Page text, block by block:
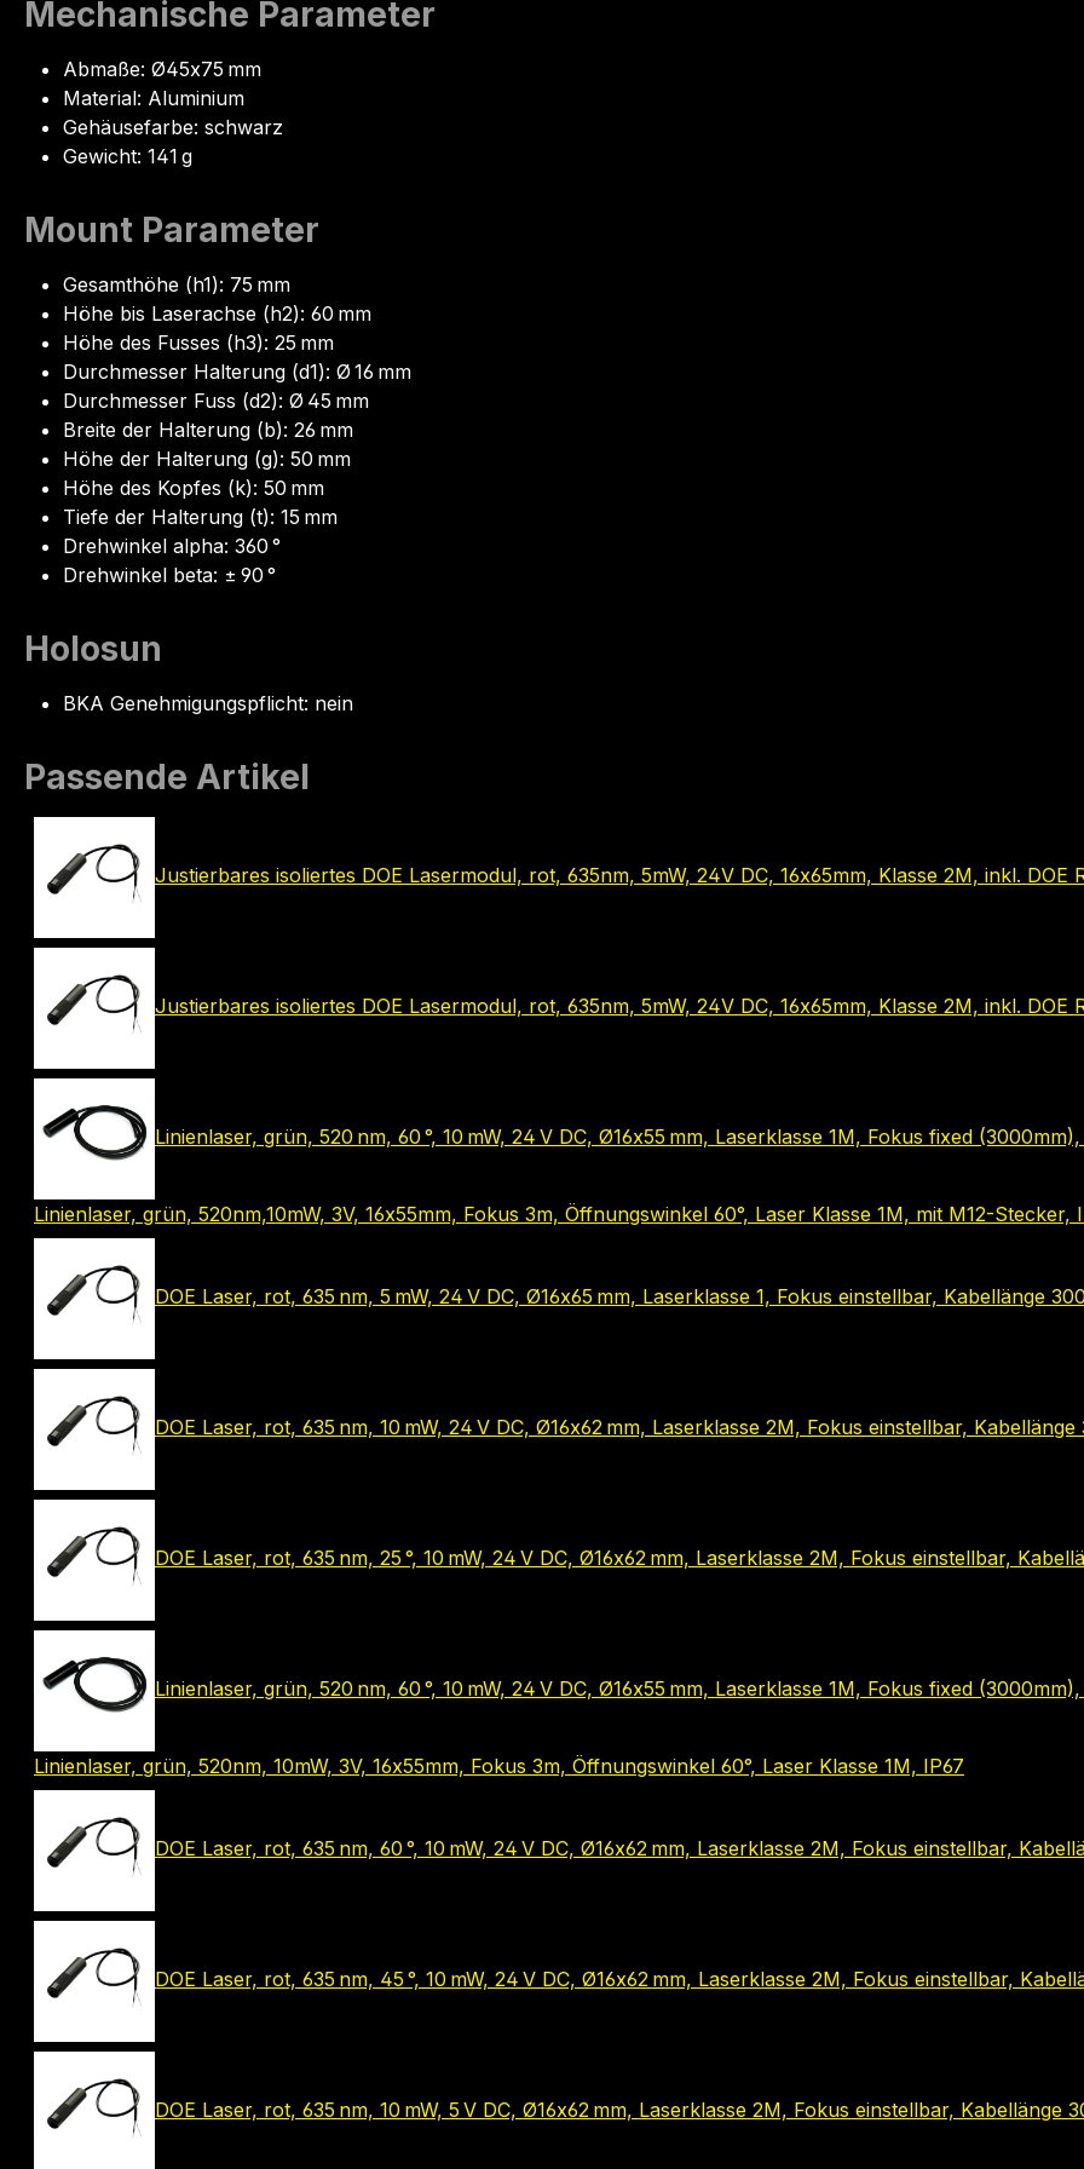
Mechanische Parameter
Abmaße: Ø45x75 mm
Material: Aluminium
Gehäusefarbe: schwarz
Gewicht: 141 g
Mount Parameter
Gesamthöhe (h1): 75 mm
Höhe bis Laserachse (h2): 60 mm
Höhe des Fusses (h3): 25 mm
Durchmesser Halterung (d1): Ø 16 mm
Durchmesser Fuss (d2): Ø 45 mm
Breite der Halterung (b): 26 mm
Höhe der Halterung (g): 50 mm
Höhe des Kopfes (k): 50 mm
Tiefe der Halterung (t): 15 mm
Drehwinkel alpha: 360 °
Drehwinkel beta: ± 90 °
Holosun
BKA Genehmigungspflicht: nein
Passende Artikel
Justierbares isoliertes DOE Lasermodul, rot, 635nm, 5mW, 24V DC, 16x65mm, Klasse 2M, inkl. DOE
Justierbares isoliertes DOE Lasermodul, rot, 635nm, 5mW, 24V DC, 16x65mm, Klasse 2M, inkl. DOE
Linienlaser, grün, 520 nm, 60 °, 10 mW, 24 V DC, Ø16x55 mm, Laserklasse 1M, Fokus fixed
Linienlaser, grün, 520nm,10mW, 3V, 16x55mm, Fokus 3m, Öffnungswinkel 60°, Laser Klasse 1M, mit M12-Stecker,
DOE Laser, rot, 635 nm, 5 mW, 24 V DC, Ø16x65 mm, Laserklasse 1, Fokus einstellbar, Kabellänge
DOE Laser, rot, 635 nm, 10 mW, 24 V DC, Ø16x62 mm, Laserklasse 2M, Fokus einstellbar, Kabellänge
DOE Laser, rot, 635 nm, 25 °, 10 mW, 24 V DC, Ø16x62 mm, Laserklasse 2M, Fokus einstellbar,
Linienlaser, grün, 520 nm, 60 °, 10 mW, 24 V DC, Ø16x55 mm, Laserklasse 1M, Fokus fixed
Linienlaser, grün, 520nm, 10mW, 3V, 16x55mm, Fokus 3m, Öffnungswinkel 60°, Laser Klasse 1M, IP67
DOE Laser, rot, 635 nm, 60 °, 10 mW, 24 V DC, Ø16x62 mm, Laserklasse 2M, Fokus einstellbar,
DOE Laser, rot, 635 nm, 45 °, 10 mW, 24 V DC, Ø16x62 mm, Laserklasse 2M, Fokus einstellbar,
DOE Laser, rot, 635 nm, 10 mW, 5 V DC, Ø16x62 mm, Laserklasse 2M, Fokus einstellbar, Kabellänge